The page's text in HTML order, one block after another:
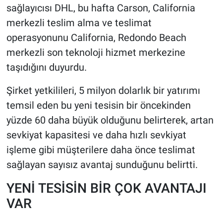
sağlayıcısı DHL, bu hafta Carson, California
merkezli teslim alma ve teslimat
operasyonunu California, Redondo Beach
merkezli son teknoloji hizmet merkezine
taşıdığını duyurdu.
Şirket yetkilileri, 5 milyon dolarlık bir yatırımı
temsil eden bu yeni tesisin bir öncekinden
yüzde 60 daha büyük olduğunu belirterek, artan
sevkiyat kapasitesi ve daha hızlı sevkiyat
işleme gibi müşterilere daha önce teslimat
sağlayan sayısız avantaj sunduğunu belirtti.
YENİ TESİSİN BİR ÇOK AVANTAJI
VAR